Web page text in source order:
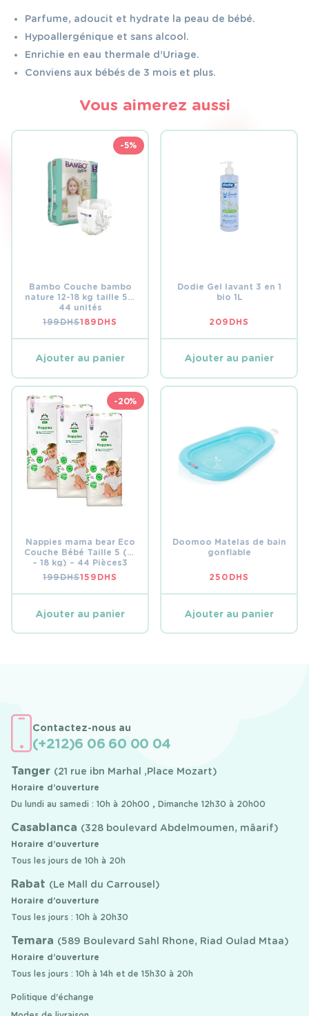
Parfume, adoucit et hydrate la peau de bébé.
Hypoallergénique et sans alcool.
Enrichie en eau thermale d’Uriage.
Conviens aux bébés de 3 mois et plus.
Vous aimerez aussi
-5%
Bambo Couche bambo
nature 12-18 kg taille 5 –
44 unités
199DHSLE
PRIX
ÉTAIT :
189 DHS
LE
PRIX
EST :
Ajouter au panier
Dodie Gel lavant 3 en 1
bio 1L
209 DHS
Ajouter au panier
-20%
Nappies mama bear Eco
Couche Bébé Taille 5 (12
– 18 kg) – 44 Pièces3
199DHSLE
PRIX
ÉTAIT :
159 DHS
LE
PRIX
EST :
Ajouter au panier
Doomoo Matelas de bain
gonflable
250 DHS
Ajouter au panier
Contactez-nous au
(+212)6 06 60 00 04
Tanger (21 rue ibn Marhal ,Place Mozart)
Horaire d’ouverture
Du lundi au samedi : 10h à 20h00 , Dimanche 12h30 à 20h00
Casablanca (328 boulevard Abdelmoumen, mâarif)
Horaire d’ouverture
Tous les jours de 10h à 20h
Rabat (Le Mall du Carrousel)
Horaire d’ouverture
Tous les jours : 10h à 20h30
Temara (589 Boulevard Sahl Rhone, Riad Oulad Mtaa)
Horaire d’ouverture
Tous les jours : 10h à 14h et de 15h30 à 20h
Politique d'échange